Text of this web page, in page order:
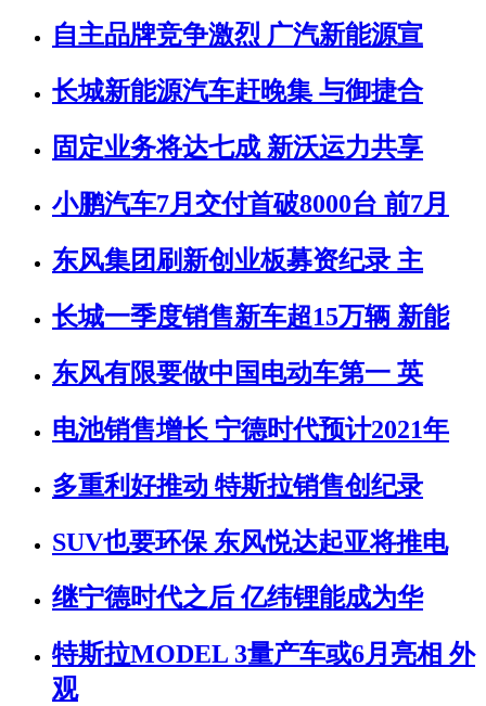
自主品牌竞争激烈 广汽新能源宣
长城新能源汽车赶晚集 与御捷合
固定业务将达七成 新沃运力共享
小鹏汽车7月交付首破8000台 前7月
东风集团刷新创业板募资纪录 主
长城一季度销售新车超15万辆 新能
东风有限要做中国电动车第一 英
电池销售增长 宁德时代预计2021年
多重利好推动 特斯拉销售创纪录
SUV也要环保 东风悦达起亚将推电
继宁德时代之后 亿纬锂能成为华
特斯拉MODEL 3量产车或6月亮相 外
观